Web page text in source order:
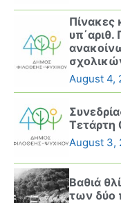
Πίνακες
August 4,
Τετάρτη
August 3,
Βαθιά
των δύο